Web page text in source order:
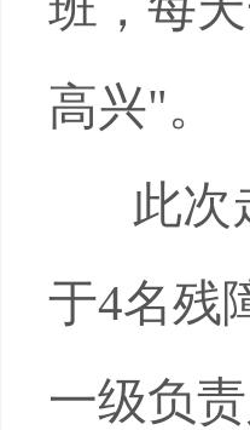
高兴"。
此次
于4名残
一级负